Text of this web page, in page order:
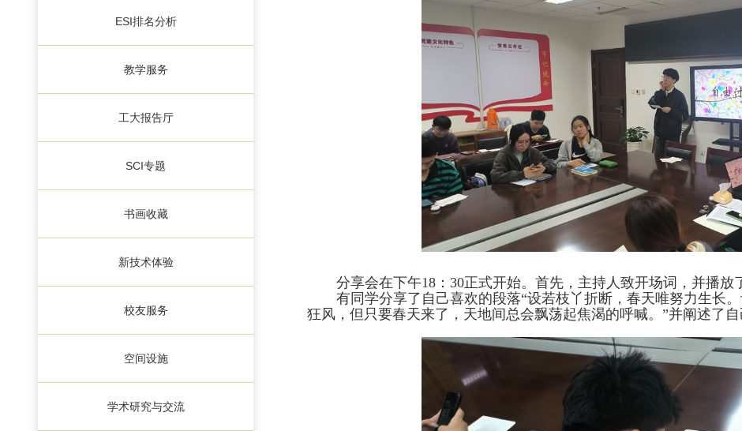
ESI排名分析
教学服务
工大报告厅
SCI专题
书画收藏
新技术体验
校友服务
空间设施
学术研究与交流
分享会在下午18 ：30正式开始。首先，主持人致开场词，并播放
有同学分享了自己喜欢的段落“设若枝丫折断，春天唯努力生长
狂风，但只要春天来了，天地间总会飘荡起焦渴的呼喊。”并阐述了自